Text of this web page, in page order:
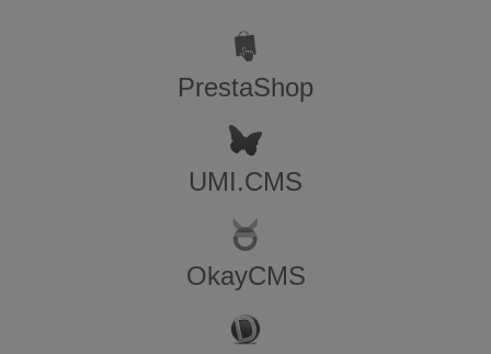
PrestaShop
UMI.CMS
OkayCMS